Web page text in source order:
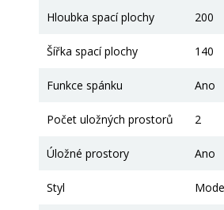
Hloubka spací plochy 200
Šířka spací plochy 140
Funkce spánku Ano
Počet uložných prostorů 2
Úložné prostory Ano
Styl